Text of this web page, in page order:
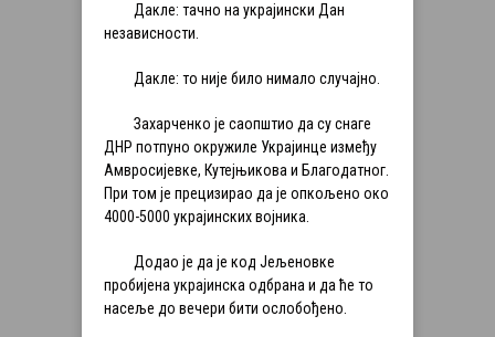
Дакле: тачно на украјински Дан
независности.
Дакле: то није било нимало случајно.
Захарченко је саопштио да су снаге
ДНР потпуно окружиле Украјинце између
Амвросијевке, Кутејњикова и Благодатног.
При том је прецизирао да је опкољено око
4000-5000 украјинских војника.
Додао је да је код Јељеновке
пробијена украјинска одбрана и да ће то
насеље до вечери бити ослобођено.